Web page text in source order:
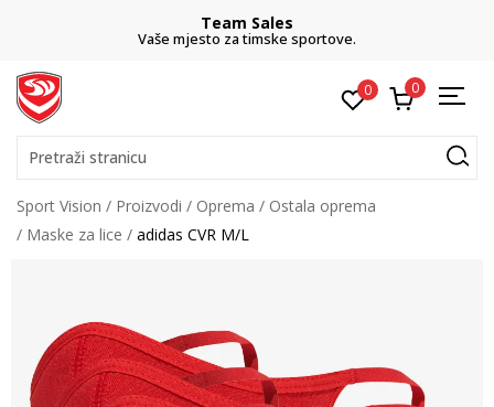
Team Sales
Vaše mjesto za timske sportove.
0 0
Pretraži stranicu
Sport Vision Proizvodi Oprema
Ostala oprema
Maske za lice
adidas CVR M/L